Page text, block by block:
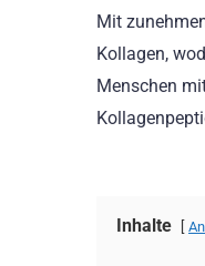
Mit
Kollagen,
Menschen
Inhalte